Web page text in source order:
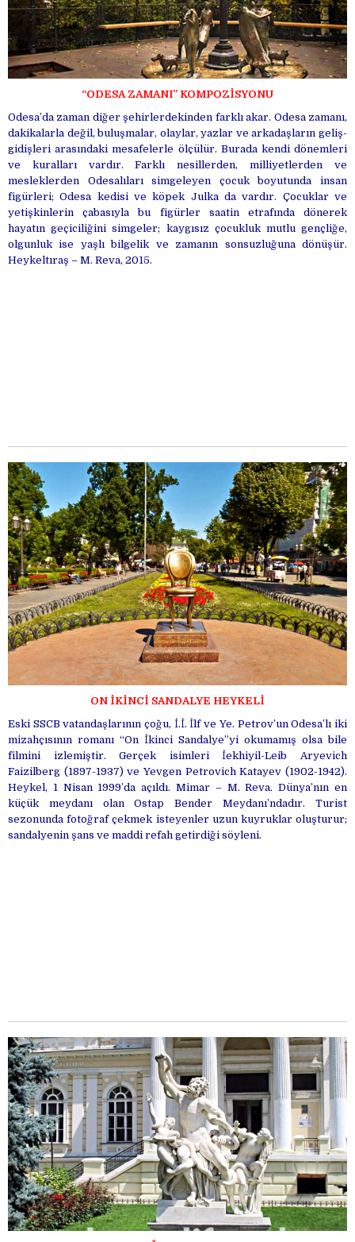
“ODESA ZAMANI” KOMPOZİSYONU
Odesa’da zaman diğer şehirlerdekinden farklı akar. Odesa zamanı,
dakikalarla değil, buluşmalar, olaylar, yazlar ve arkadaşların geliş-
gidişleri arasındaki mesafelerle ölçülür. Burada kendi dönemleri
ve kuralları vardır. Farklı nesillerden, milliyetlerden ve
mesleklerden Odesalıları simgeleyen çocuk boyutunda insan
figürleri; Odesa kedisi ve köpek Julka da vardır. Çocuklar ve
yetişkinlerin çabasıyla bu figürler saatin etrafında dönerek
hayatın geçiciliğini simgeler; kaygısız çocukluk mutlu gençliğe,
olgunluk ise yaşlı bilgelik ve zamanın sonsuzluğuna dönüşür.
Heykeltıraş – M. Reva, 2015.
ON İKİNCİ SANDALYE HEYKELİ
Eski SSCB vatandaşlarının çoğu, İ.İ. İlf ve Ye. Petrov’un Odesa’lı iki
mizahçısının romanı “On İkinci Sandalye”yi okumamış olsa bile
filmini izlemiştir. Gerçek isimleri İekhiyil-Leib Aryevich
Faizilberg (1897-1937) ve Yevgen Petrovich Katayev (1902-1942).
Heykel, 1 Nisan 1999’da açıldı. Mimar – M. Reva. Dünya’nın en
küçük meydanı olan Ostap Bender Meydanı’ndadır. Turist
sezonunda fotoğraf çekmek isteyenler uzun kuyruklar oluşturur;
sandalyenin şans ve maddi refah getirdiği söyleni.